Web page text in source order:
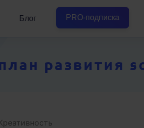
Блог PRO-подписка
развития